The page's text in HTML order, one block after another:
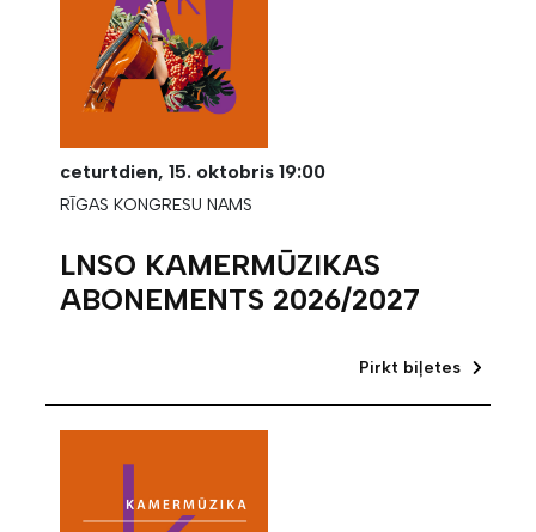
ceturtdien, 15. oktobris 19:00
RĪGAS KONGRESU NAMS
LNSO KAMERMŪZIKAS
ABONEMENTS 2026/2027
Pirkt biļetes